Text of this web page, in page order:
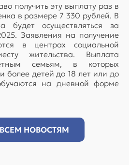
получить эту выплату раз в
в размере 7 330 рублей. В
будет осуществляться за
Заявления на получение
в центрах социальной
жительства. Выплата
семьям, в которых
более детей до 18 лет или до
на дневной форме
НОВОСТЯМ